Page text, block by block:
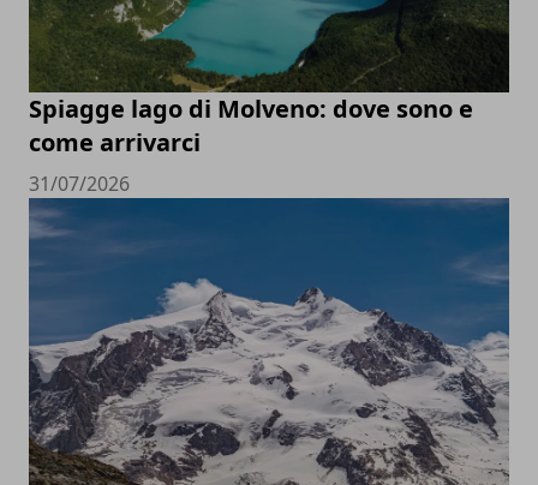
Spiagge lago di Molveno: dove sono e
come arrivarci
31/07/2026